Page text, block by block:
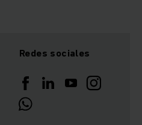
Redes sociales